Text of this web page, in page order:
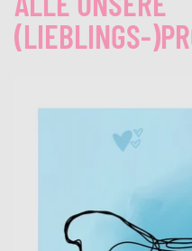
(LIEBLINGS-